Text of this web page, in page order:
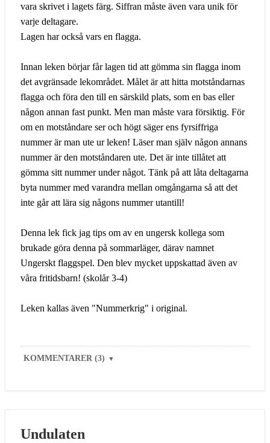
vara skrivet i lagets färg. Siffran måste även vara unik för
varje deltagare.
Lagen har också vars en flagga.
Innan leken börjar får lagen tid att gömma sin flagga inom
det avgränsade lekområdet. Målet är att hitta motståndarnas
flagga och föra den till en särskild plats, som en bas eller
någon annan fast punkt. Men man måste vara försiktig. För
om en motståndare ser och högt säger ens fyrsiffriga
nummer är man ute ur leken! Läser man själv någon annans
nummer är den motståndaren ute. Det är inte tillåtet att
gömma sitt nummer under något. Tänk på att låta deltagarna
byta nummer med varandra mellan omgångarna så att det
inte går att lära sig någons nummer utantill!
Denna lek fick jag tips om av en ungersk kollega som
brukade göra denna på sommarläger, därav namnet
Ungerskt flaggspel. Den blev mycket uppskattad även av
våra fritidsbarn! (skolår 3-4)
Leken kallas även "Nummerkrig" i original.
KOMMENTARER (3) ▼
Undulaten